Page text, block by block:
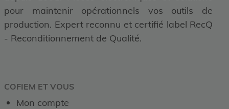
pour maintenir opérationnels vos outils de
production. Expert reconnu et certifié label RecQ
- Reconditionnement de Qualité.
COFIEM ET VOUS
Mon compte